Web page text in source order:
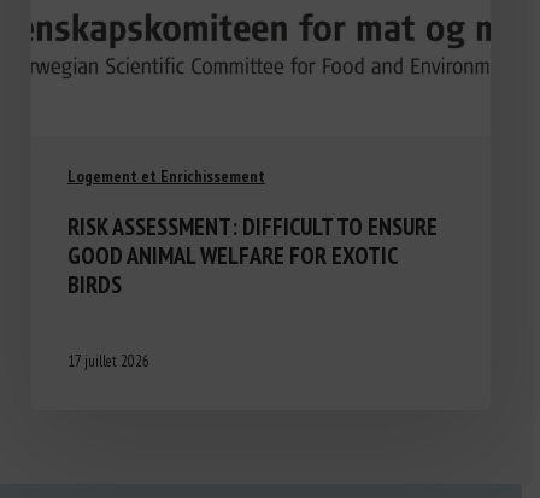
Logement et Enrichissement
RISK ASSESSMENT: DIFFICULT TO ENSURE
GOOD ANIMAL WELFARE FOR EXOTIC
BIRDS
17 juillet 2026